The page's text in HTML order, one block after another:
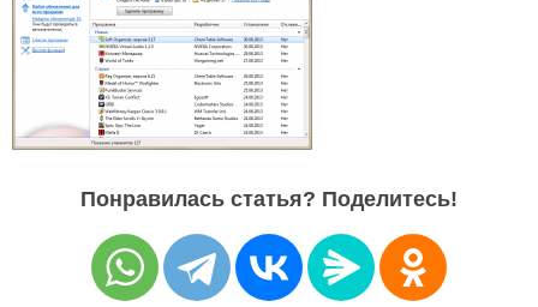
Понравилась статья? Поделитесь!